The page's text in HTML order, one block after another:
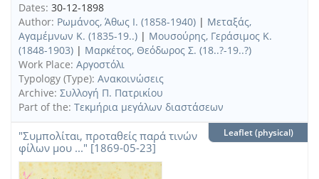
Dates: 30-12-1898
Author: Ρωμάνος, Άθως Ι. (1858-1940) | Μεταξάς,
Αγαμέμνων Κ. (1835-19..) | Μουσούρης, Γεράσιμος Κ.
(1848-1903) | Μαρκέτος, Θεόδωρος Σ. (18..?-19..?)
Work Place: Αργοστόλι
Typology (Type): Ανακοινώσεις
Archive: Συλλογή Π. Πατρικίου
Part of the: Τεκμήρια μεγάλων διαστάσεων
"Συμπολίται, προταθείς παρά τινών
φίλων μου ..." [1869-05-23]
Leaflet (physical)